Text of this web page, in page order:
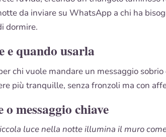
da inviare su WhatsApp a chi ha
dormire.
e quando usarla
chi vuole mandare un messaggio
più tranquille, senza fronzoli ma con
o messaggio chiave
luce nella notte illumina il muro